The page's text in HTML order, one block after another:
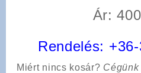
Ár:
Rendelés:
Miért nincs kosár?